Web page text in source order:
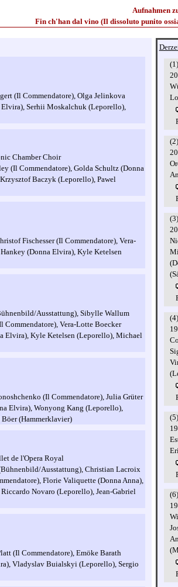
Aufnahmen
Fin ch'han dal vino (Il dissoluto punito
(Il Commendatore), Olga Jelinkova
Elvira), Serhii Moskalchuk (Leporello),
Chamber Choir
(Il Commendatore), Golda Schultz (Donna
Baczyk (Leporello), Pawel
Fischesser (Il Commendatore), Vera-
(Donna Elvira), Kyle Ketelsen
Ausstattung), Sibylle Wallum
Vera-Lotte Boecker
Elvira), Kyle Ketelsen (Leporello), Michael
(Il Commendatore), Julia Grüter
Elvira), Wonyong Kang (Leporello),
(Hammerklavier)
de l'Opera Royal
Ausstattung), Christian Lacroix
Florie Valiquette (Donna Anna),
Novaro (Leporello), Jean-Gabriel
(Il Commendatore), Emöke Barath
Vladyslav Buialskyi (Leporello), Sergio